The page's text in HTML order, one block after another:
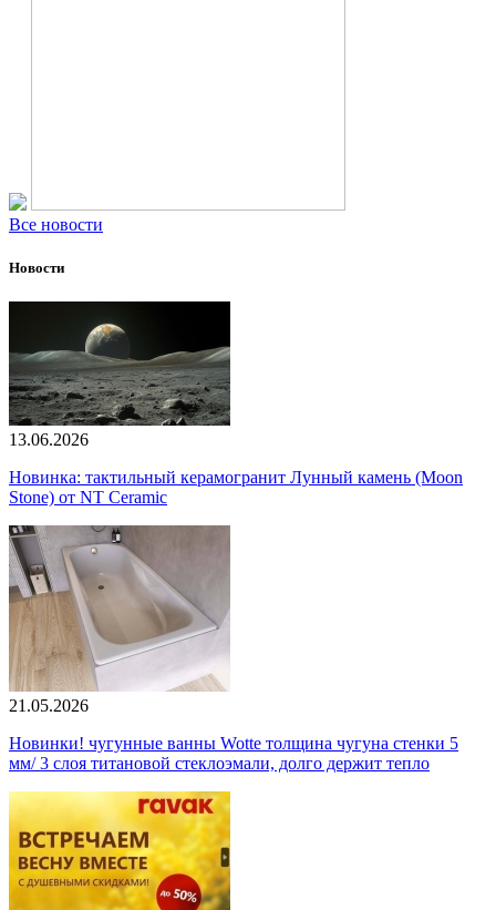
Все новости
Новости
13.06.2026
Новинка: тактильный керамогранит Лунный камень (Moon
Stone) от NT Ceramic
21.05.2026
Новинки! чугунные ванны Wotte толщина чугуна стенки 5
мм/ 3 слоя титановой стеклоэмали, долго держит тепло